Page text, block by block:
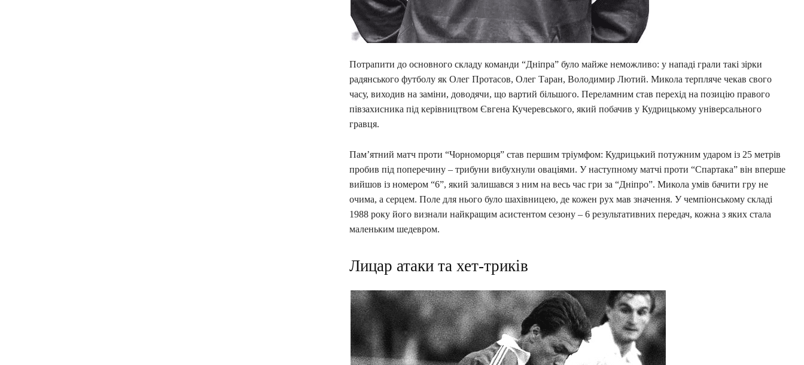
Потрапити до основного складу команди “Дніпра” було майже неможливо: у нападі грали такі зірки
радянського футболу як Олег Протасов, Олег Таран, Володимир Лютий. Микола терпляче чекав свого
часу, виходив на заміни, доводячи, що вартий більшого. Переламним став перехід на позицію правого
півзахисника під керівництвом Євгена Кучеревського, який побачив у Кудрицькому універсального
гравця.
Пам’ятний матч проти “Чорноморця” став першим тріумфом: Кудрицький потужним ударом із 25 метрів
пробив під поперечину – трибуни вибухнули оваціями. У наступному матчі проти “Спартака” він вперше
вийшов із номером “6”, який залишався з ним на весь час гри за “Дніпро”. Микола умів бачити гру не
очима, а серцем. Поле для нього було шахівницею, де кожен рух мав значення. У чемпіонському складі
1988 року його визнали найкращим асистентом сезону – 6 результативних передач, кожна з яких стала
маленьким шедевром.
Лицар атаки та хет-триків